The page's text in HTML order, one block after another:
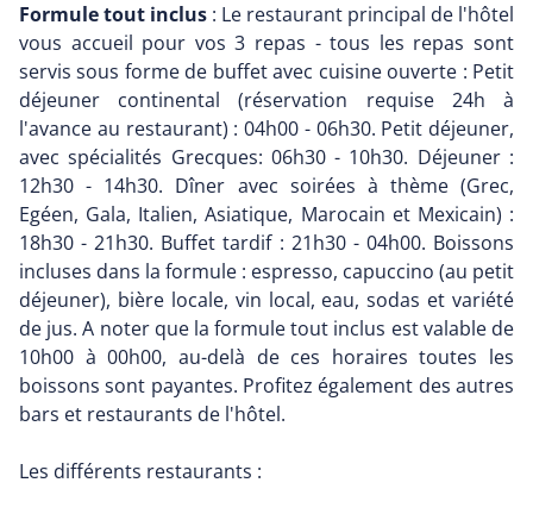
Formule tout inclus : Le restaurant principal de l'hôtel
vous accueil pour vos 3 repas - tous les repas sont
servis sous forme de buffet avec cuisine ouverte : Petit
déjeuner continental (réservation requise 24h à
l'avance au restaurant) : 04h00 - 06h30. Petit déjeuner,
avec spécialités Grecques: 06h30 - 10h30. Déjeuner :
12h30 - 14h30. Dîner avec soirées à thème (Grec,
Egéen, Gala, Italien, Asiatique, Marocain et Mexicain) :
18h30 - 21h30. Buffet tardif : 21h30 - 04h00. Boissons
incluses dans la formule : espresso, capuccino (au petit
déjeuner), bière locale, vin local, eau, sodas et variété
de jus. A noter que la formule tout inclus est valable de
10h00 à 00h00, au-delà de ces horaires toutes les
boissons sont payantes. Profitez également des autres
bars et restaurants de l'hôtel.
Les différents restaurants :